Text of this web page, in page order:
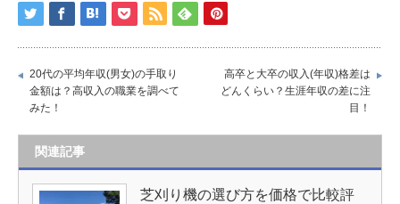
20代の平均年収(男女)の手取り
金額は？高収入の職業を調べて
みた！
高卒と大卒の収入(年収)格差は
どんくらい？生涯年収の差に注
目！
関連記事
芝刈り機の選び方を価格で比較評